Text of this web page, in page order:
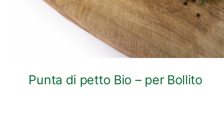
Punta di petto Bio – per Bollito